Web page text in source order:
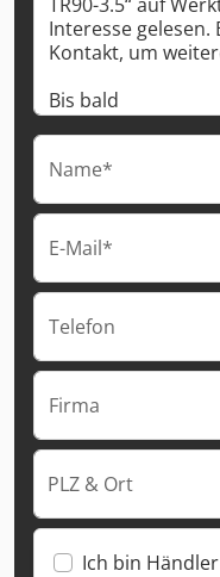
Name*
E-Mail*
Telefon
Firma
PLZ & Ort
Ich bin Händler